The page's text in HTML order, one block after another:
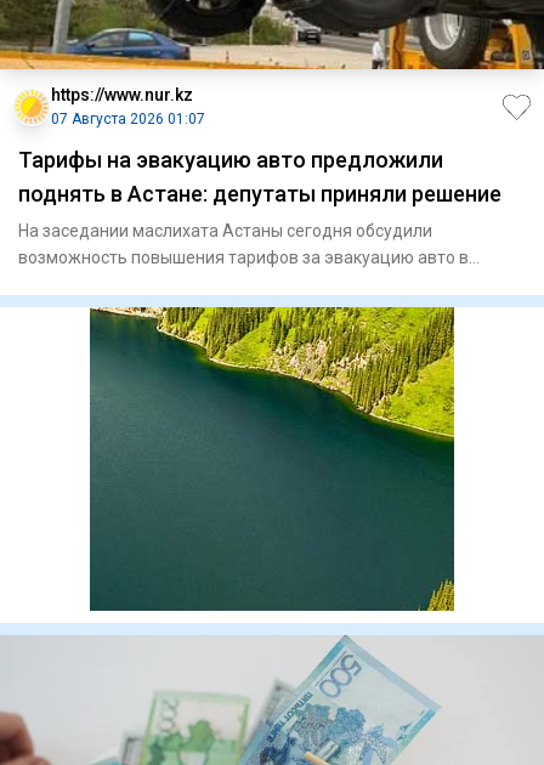
https://www.nur.kz
07 Августа 2026 01:07
Тарифы на эвакуацию авто предложили
поднять в Астане: депутаты приняли решение
На заседании маслихата Астаны сегодня обсудили
возможность повышения тарифов за эвакуацию авто в